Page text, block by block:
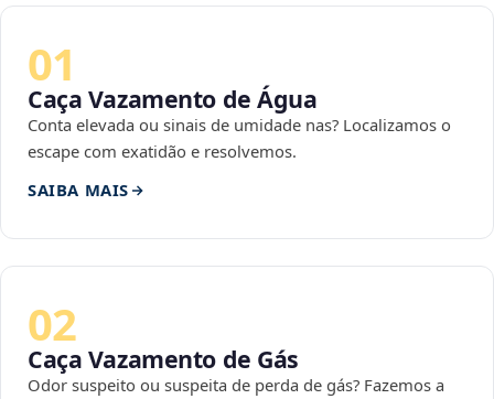
01
Caça Vazamento de Água
Conta elevada ou sinais de umidade nas? Localizamos o
escape com exatidão e resolvemos.
SAIBA MAIS
02
Caça Vazamento de Gás
Odor suspeito ou suspeita de perda de gás? Fazemos a